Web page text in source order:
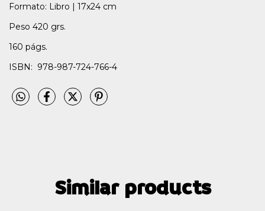
Formato: Libro | 17x24 cm
Peso 420 grs.
160 págs.
ISBN: 978-987-724-766-4
Similar products